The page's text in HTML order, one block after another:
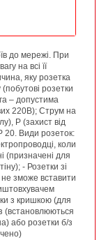
до мережі. При
на всі її
яку розетка
розетки
– допустима
220В); Струм на
P (захист від
20. Види розеток:
коли
(призначені для
- Розетки зі
зможе вставити
з кришкою (для
(встановлюються
або розетки б/з